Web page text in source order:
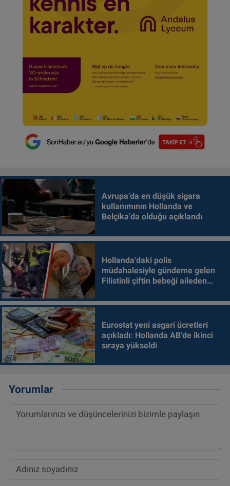
Avrupa’da en düşük sigara
kullanımının Hollanda ve
Belçika’da olduğu açıklandı
Hollanda'daki polis
müdahalesiyle gündeme gelen
Filistinli çiftin bebeği aileden
Eurostat yeni asgari ücretleri
açıkladı: Hollanda AB'de ikinci
sıraya yükseldi
Yorumlar